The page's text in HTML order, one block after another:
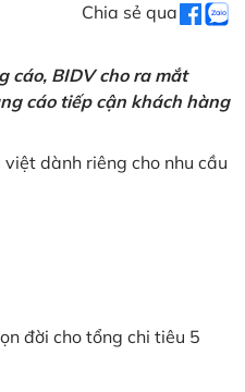
Chia sẻ qua
cáo, BIDV cho ra mắt
cáo tiếp cận khách hàng
dành riêng cho nhu cầu
đời cho tổng chi tiêu 5